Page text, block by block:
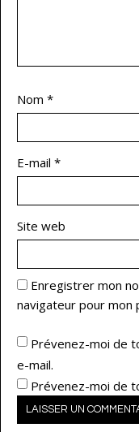
Nom *
E-mail *
Site web
Enregistrer mon
navigateur pour mon
Prévenez-moi de
e-mail.
Prévenez-moi de